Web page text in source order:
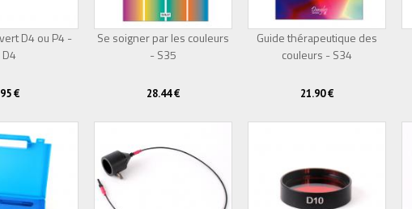
D4 ou P4 -
D4
95 €
Se soigner par les couleurs
- S35
28.44 €
Guide thérapeutique des
couleurs - S34
21.90 €